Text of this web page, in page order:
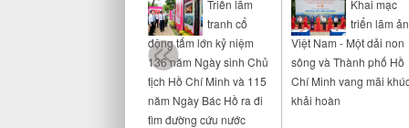
Triển lãm
tranh cổ
động tấm lớn kỷ niệm
136 năm Ngày sinh Chủ
tịch Hồ Chí Minh và 115
năm Ngày Bác Hồ ra đi
tìm đường cứu nước
Khai mạc
triển lãm
Việt Nam - Một dải non
sông và Thành phố Hồ
Chí Minh vang mãi
khải hoàn